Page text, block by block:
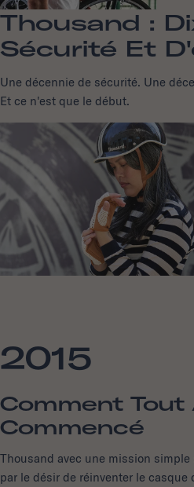
Thousand :
Sécurité Et
Une décennie de sécurité. Une
Et ce n'est que le début.
2015
Comment Tout
Commencé
Thousand avec une mission
par le désir de réinventer le casque